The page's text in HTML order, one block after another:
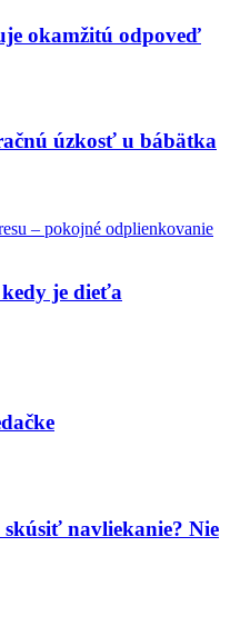
okamžitú odpoveď
úzkosť u bábätka
je dieťa
skúsiť navliekanie? Nie